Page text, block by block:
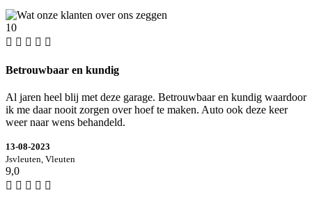
10
Betrouwbaar en kundig
Al jaren heel blij met deze garage. Betrouwbaar en kundig waardoor
ik me daar nooit zorgen over hoef te maken. Auto ook deze keer
weer naar wens behandeld.
13-08-2023
Jsvleuten, Vleuten
9,0